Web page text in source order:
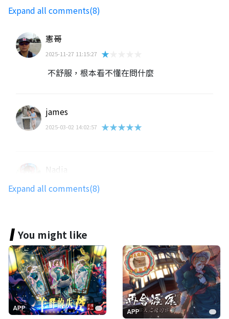
Expand all comments(8)
憲哥
2025-11-27 11:15:27 ★★★★★
不舒服，根本看不懂在問什麼
james
2025-03-02 14:02:57 ★★★★★
Nadia
國家特級秘術師
也是寫木柵線
第二題答案前面要加捷運也沒說
是要測試玩家的通靈程度嗎？
York Tsai
2022-11-30 21:39:55 ★★★★★
Expand all comments(8)
You might like
APP
APP